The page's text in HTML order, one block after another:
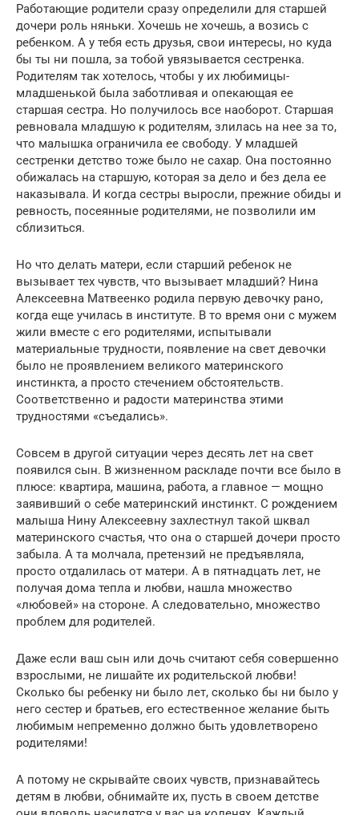
Работающие родители сразу определили для старшей
дочери роль няньки. Хочешь не хочешь, а возись с
ребенком. А у тебя есть друзья, свои интересы, но куда
бы ты ни пошла, за тобой увязывается сестренка.
Родителям так хотелось, чтобы у их любимицы-
младшенькой была заботливая и опекающая ее
старшая сестра. Но получилось все наоборот. Старшая
ревновала младшую к родителям, злилась на нее за то,
что малышка ограничила ее свободу. У младшей
сестренки детство тоже было не сахар. Она постоянно
обижалась на старшую, которая за дело и без дела ее
наказывала. И когда сестры выросли, прежние обиды и
ревность, посеянные родителями, не позволили им
сблизиться.
Но что делать матери, если старший ребенок не
вызывает тех чувств, что вызывает младший? Нина
Алексеевна Матвеенко родила первую девочку рано,
когда еще училась в институте. В то время они с мужем
жили вместе с его родителями, испытывали
материальные трудности, появление на свет девочки
было не проявлением великого материнского
инстинкта, а просто стечением обстоятельств.
Соответственно и радости материнства этими
трудностями «съедались».
Совсем в другой ситуации через десять лет на свет
появился сын. В жизненном раскладе почти все было в
плюсе: квартира, машина, работа, а главное — мощно
заявивший о себе материнский инстинкт. С рождением
малыша Нину Алексеевну захлестнул такой шквал
материнского счастья, что она о старшей дочери просто
забыла. А та молчала, претензий не предъявляла,
просто отдалилась от матери. А в пятнадцать лет, не
получая дома тепла и любви, нашла множество
«любовей» на стороне. А следовательно, множество
проблем для родителей.
Даже если ваш сын или дочь считают себя совершенно
взрослыми, не лишайте их родительской любви!
Сколько бы ребенку ни было лет, сколько бы ни было у
него сестер и братьев, его естественное желание быть
любимым непременно должно быть удовлетворено
родителями!
А потому не скрывайте своих чувств, признавайтесь
детям в любви, обнимайте их, пусть в своем детстве